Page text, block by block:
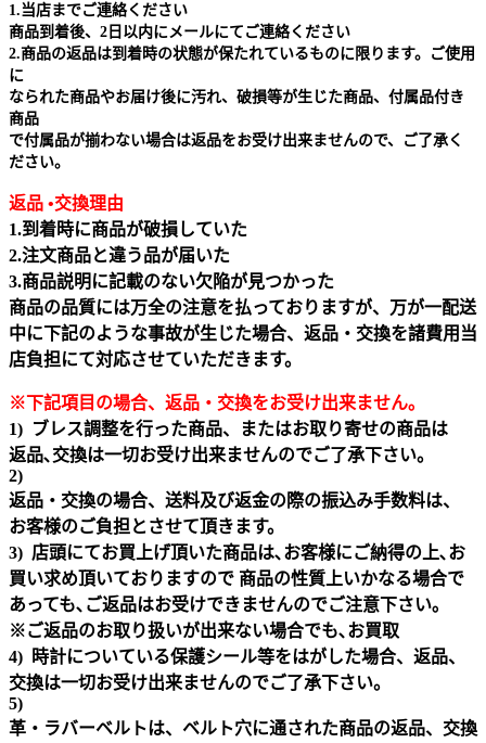
1.当店までご連絡ください
商品到着後、2日以内にメールにてご連絡ください
2.商品の返品は到着時の状態が保たれているものに限ります。ご使用
に
なられた商品やお届け後に汚れ、破損等が生じた商品、付属品付き
商品
で付属品が揃わない場合は返品をお受け出来ませんので、ご了承く
ださい。
返品 •交換理由
1.到着時に商品が破損していた
2.注文商品と違う品が届いた
3.商品説明に記載のない欠陥が見つかった
商品の品質には万全の注意を払っておりますが、万が一配送
中に下記のような事故が生じた場合、返品・交換を諸費用当
店負担にて対応させていただきます。
※下記項目の場合、返品・交換をお受け出来ません｡
1) ブレス調整を行った商品、またはお取り寄せの商品は
返品､交換は一切お受け出来ませんのでご了承下さい。
2)
返品・交換の場合、送料及び返金の際の振込み手数料は、
お客様のご負担とさせて頂きます。
3) 店頭にてお買上げ頂いた商品は､お客様にご納得の上､お
買い求め頂いておりますので 商品の性質上いかなる場合で
あっても､ご返品はお受けできませんのでご注意下さい｡
※ご返品のお取り扱いが出来ない場合でも､お買取
4) 時計についている保護シール等をはがした場合、返品、
交換は一切お受け出来ませんのでご了承下さい。
5)
革・ラバーベルトは、ベルト穴に通された商品の返品、交換